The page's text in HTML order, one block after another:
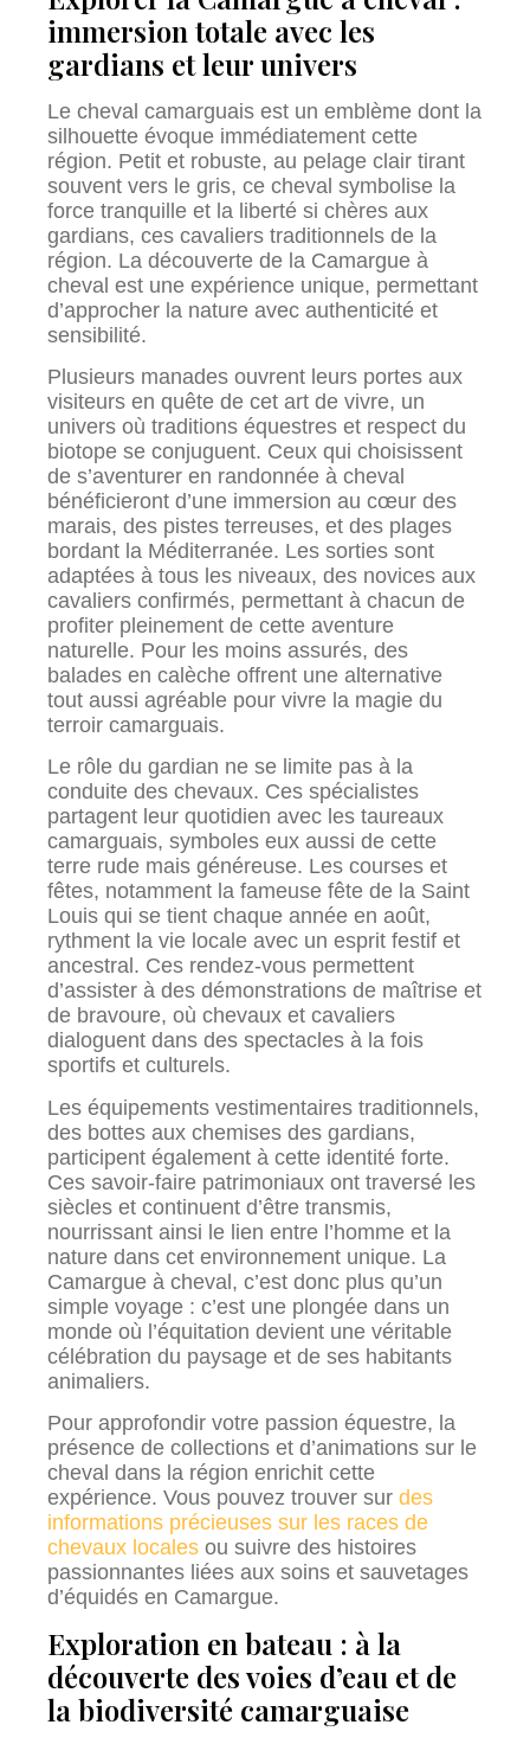
immersion totale avec les
gardians et leur univers
Le cheval camarguais est un emblème dont la
silhouette évoque immédiatement cette
région. Petit et robuste, au pelage clair tirant
souvent vers le gris, ce cheval symbolise la
force tranquille et la liberté si chères aux
gardians, ces cavaliers traditionnels de la
région. La découverte de la Camargue à
cheval est une expérience unique, permettant
d’approcher la nature avec authenticité et
sensibilité.
Plusieurs manades ouvrent leurs portes aux
visiteurs en quête de cet art de vivre, un
univers où traditions équestres et respect du
biotope se conjuguent. Ceux qui choisissent
de s’aventurer en randonnée à cheval
bénéficieront d’une immersion au cœur des
marais, des pistes terreuses, et des plages
bordant la Méditerranée. Les sorties sont
adaptées à tous les niveaux, des novices aux
cavaliers confirmés, permettant à chacun de
profiter pleinement de cette aventure
naturelle. Pour les moins assurés, des
balades en calèche offrent une alternative
tout aussi agréable pour vivre la magie du
terroir camarguais.
Le rôle du gardian ne se limite pas à la
conduite des chevaux. Ces spécialistes
partagent leur quotidien avec les taureaux
camarguais, symboles eux aussi de cette
terre rude mais généreuse. Les courses et
fêtes, notamment la fameuse fête de la Saint
Louis qui se tient chaque année en août,
rythment la vie locale avec un esprit festif et
ancestral. Ces rendez-vous permettent
d’assister à des démonstrations de maîtrise et
de bravoure, où chevaux et cavaliers
dialoguent dans des spectacles à la fois
sportifs et culturels.
Les équipements vestimentaires traditionnels,
des bottes aux chemises des gardians,
participent également à cette identité forte.
Ces savoir-faire patrimoniaux ont traversé les
siècles et continuent d’être transmis,
nourrissant ainsi le lien entre l’homme et la
nature dans cet environnement unique. La
Camargue à cheval, c’est donc plus qu’un
simple voyage : c’est une plongée dans un
monde où l’équitation devient une véritable
célébration du paysage et de ses habitants
animaliers.
Pour approfondir votre passion équestre, la
présence de collections et d’animations sur le
cheval dans la région enrichit cette
expérience. Vous pouvez trouver sur des
informations précieuses sur les races de
chevaux locales ou suivre des histoires
passionnantes liées aux soins et sauvetages
d’équidés en Camargue.
Exploration en bateau : à la
découverte des voies d’eau et de
la biodiversité camarguaise